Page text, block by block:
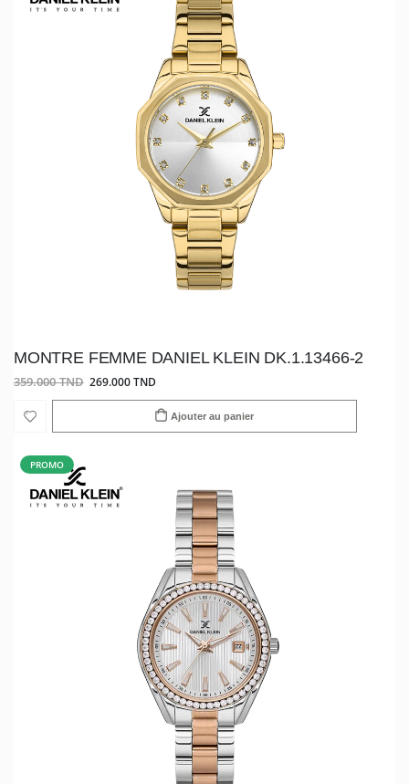
MONTRE FEMME DANIEL KLEIN DK.1.13466-2
359.000 TND 269.000 TND
Ajouter au panier
PROMO